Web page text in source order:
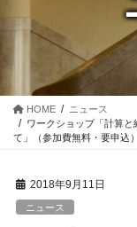
HOME
ニュース
ワークショップ「計算と
て」（参加費無料・要申込）
2018年9月11日
ニュース